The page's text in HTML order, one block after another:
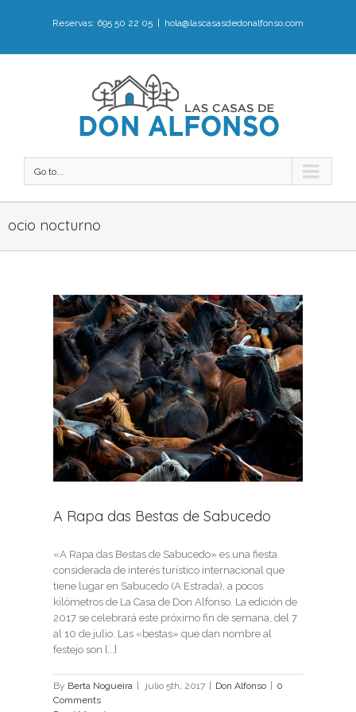
Reservas: 695 50 22 05 hola@lascasasdedonalfonso.com
Go to...
ocio nocturno
A Rapa das Bestas de Sabucedo
«A Rapa das Bestas de Sabucedo» es una fiesta
considerada de interés turístico internacional que
tiene lugar en Sabucedo (A Estrada), a pocos
kilómetros de La Casa de Don Alfonso. La edición de
2017 se celebrará este próximo fin de semana, del 7
al 10 de julio. Las «bestas» que dan nombre al
festejo son [...]
By Berta Nogueira julio 5th, 2017 Don Alfonso
0
Comments